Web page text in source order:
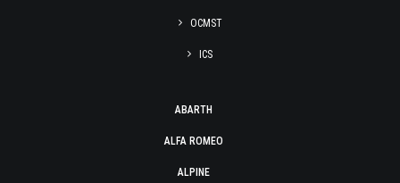
OCMST
ICS
ABARTH
ALFA ROMEO
ALPINE